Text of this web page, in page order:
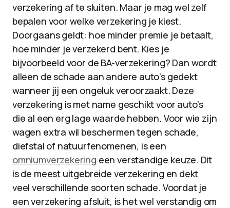
verzekering af te sluiten. Maar je mag wel zelf
bepalen voor welke verzekering je kiest.
Doorgaans geldt: hoe minder premie je betaalt,
hoe minder je verzekerd bent. Kies je
bijvoorbeeld voor de BA-verzekering? Dan wordt
alleen de schade aan andere auto’s gedekt
wanneer jij een ongeluk veroorzaakt. Deze
verzekering is met name geschikt voor auto’s
die al een erg lage waarde hebben. Voor wie zijn
wagen extra wil beschermen tegen schade,
diefstal of natuurfenomenen, is een
omniumverzekering een verstandige keuze. Dit
is de meest uitgebreide verzekering en dekt
veel verschillende soorten schade. Voordat je
een verzekering afsluit, is het wel verstandig om